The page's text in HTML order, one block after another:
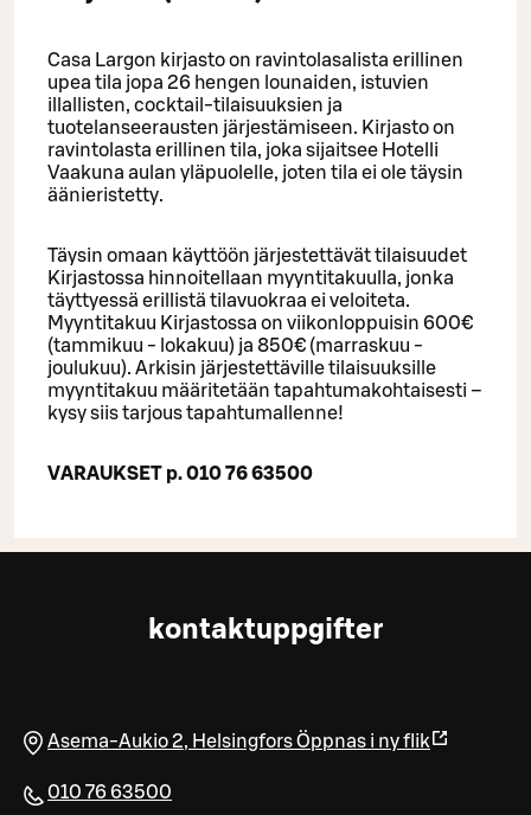
Casa Largon kirjasto on ravintolasalista erillinen
upea tila jopa 26 hengen lounaiden, istuvien
illallisten, cocktail-tilaisuuksien ja
tuotelanseerausten järjestämiseen. Kirjasto on
ravintolasta erillinen tila, joka sijaitsee Hotelli
Vaakuna aulan yläpuolelle, joten tila ei ole täysin
äänieristetty.
Täysin omaan käyttöön järjestettävät tilaisuudet
Kirjastossa hinnoitellaan myyntitakuulla, jonka
täyttyessä erillistä tilavuokraa ei veloiteta.
Myyntitakuu Kirjastossa on viikonloppuisin 600€
(tammikuu - lokakuu) ja 850€ (marraskuu -
joulukuu). Arkisin järjestettäville tilaisuuksille
myyntitakuu määritetään tapahtumakohtaisesti –
kysy siis tarjous tapahtumallenne!
VARAUKSET p.010 76 63500
kontaktuppgifter
Asema-Aukio 2, HelsingforsÖppnas i ny flik
010 76 63500